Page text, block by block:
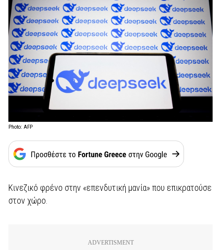
Photo: AFP
Κινεζικό φρένο στην «επενδυτική μανία» που επικρατούσε
στον χώρο.